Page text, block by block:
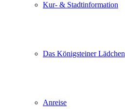
Kur- & Stadtinformation
Das Königsteiner Lädchen
Anreise